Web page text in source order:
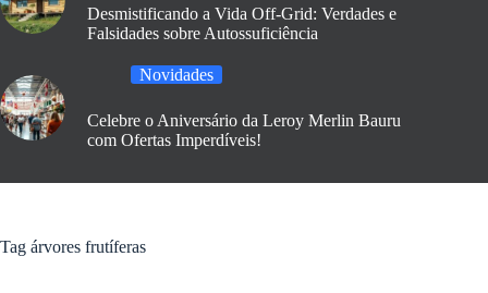
Desmistificando a Vida Off-Grid: Verdades e
Falsidades sobre Autossuficiência
Novidades
Celebre o Aniversário da Leroy Merlin Bauru
com Ofertas Imperdíveis!
Tag árvores frutíferas